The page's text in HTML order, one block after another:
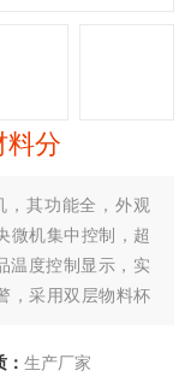
料分
，其功能全，外观
微机集中控制，超
温度控制显示，实
，采用双层物料杯
，可将物料杯取
生产厂家